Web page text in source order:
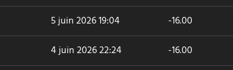
5 juin 2026 19:04 -16.00
4 juin 2026 22:24 -16.00